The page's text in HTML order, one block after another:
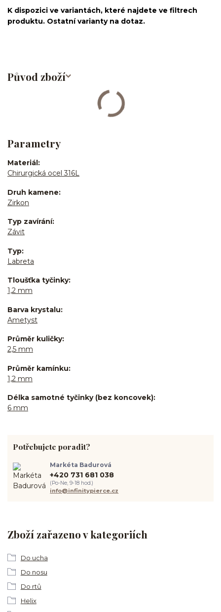
K dispozici ve variantách, které najdete ve filtrech
produktu. Ostatní varianty na dotaz.
Původ zboží
Parametry
Materiál
Chirurgická ocel 316L
Druh kamene
Zirkon
Typ zavírání
Závit
Typ
Labreta
Tloušťka tyčinky
1,2 mm
Barva krystalu
Ametyst
Průměr kuličky
2,5 mm
Průměr kamínku
1,2 mm
Délka samotné tyčinky (bez koncovek)
6 mm
Zboží zařazeno v kategoriích
Do ucha
Do nosu
Do rtů
Helix
Potřebujete poradit?
Markéta Badurová
+420 731 681 038
(Po-Ne, 9-18 hod.)
info@infinitypierce.cz